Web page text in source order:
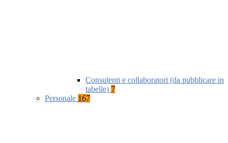
Consulenti e collaboratori (da pubblicare in
tabelle) 7
Personale 167